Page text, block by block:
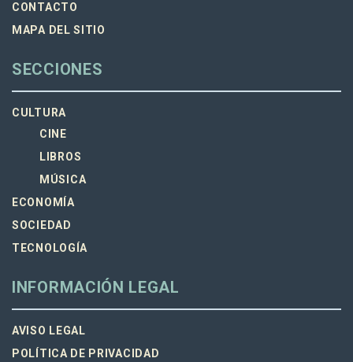
CONTACTO
MAPA DEL SITIO
SECCIONES
CULTURA
CINE
LIBROS
MÚSICA
ECONOMÍA
SOCIEDAD
TECNOLOGÍA
INFORMACIÓN LEGAL
AVISO LEGAL
POLÍTICA DE PRIVACIDAD